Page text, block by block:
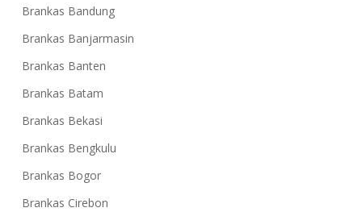
Brankas Bandung
Brankas Banjarmasin
Brankas Banten
Brankas Batam
Brankas Bekasi
Brankas Bengkulu
Brankas Bogor
Brankas Cirebon